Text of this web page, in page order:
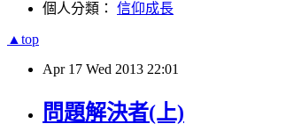
個人分類： 信仰成長
▲top
Apr 17 Wed 2013 22:01
問題解決者(上)